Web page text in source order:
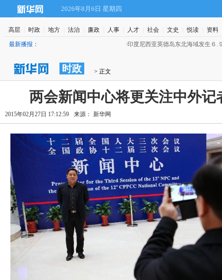
2026年8月6日 星期四
高层 时政 地方 法治 廉政 人事 人才 社会 文史 悦读 资料
最新播报： 印度尼西亚英德岛东北海域发生６.９级深源地震(22:04)
时政 > 正文
两会新闻中心将更关注中外记
2015年02月27日 17:12:59 来源： 新华网